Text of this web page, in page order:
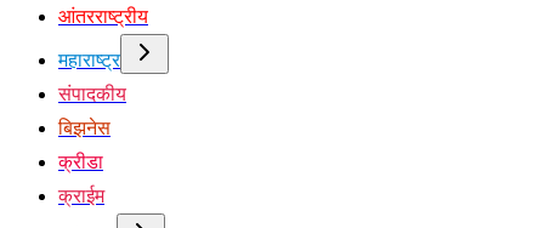
आंतरराष्ट्रीय
महाराष्ट्र
संपादकीय
बिझनेस
क्रीडा
क्राईम